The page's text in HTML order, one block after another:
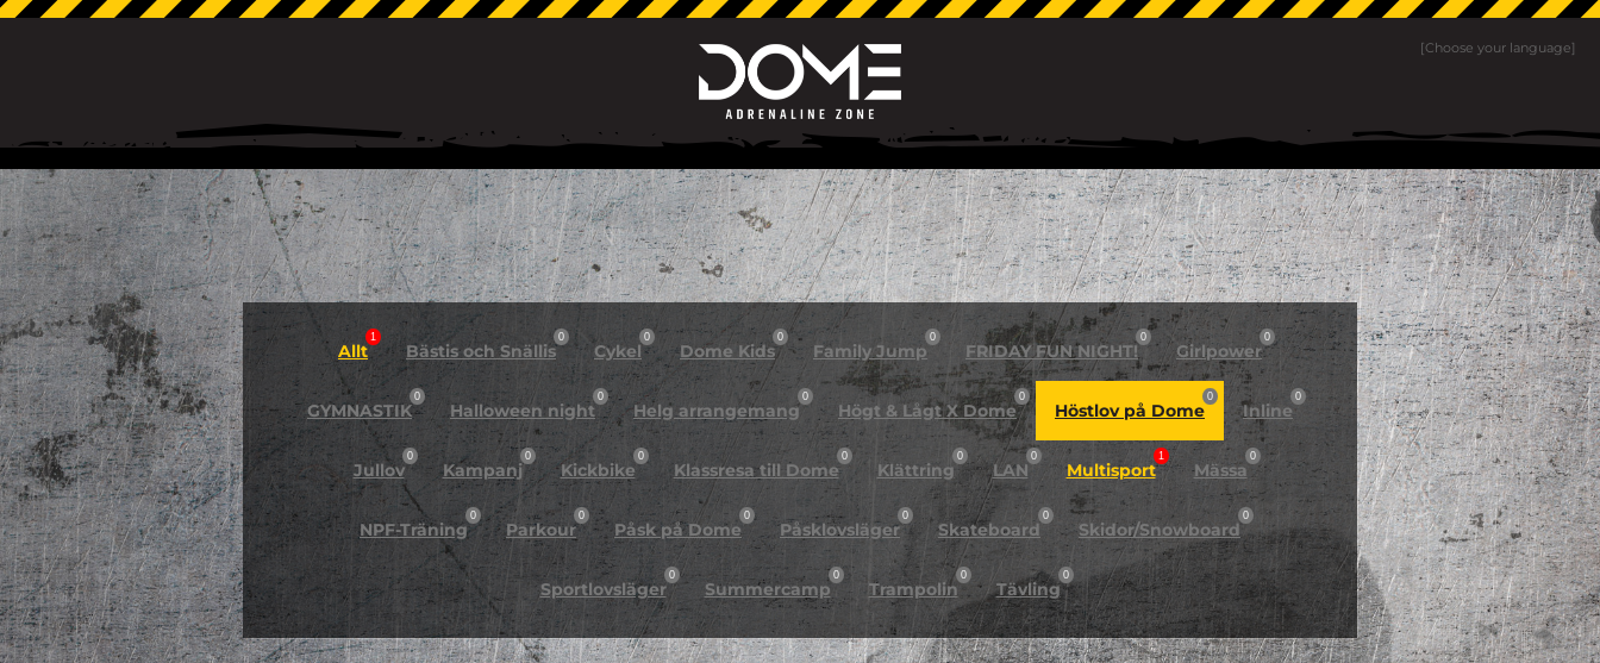
[Choose your language]
Allt
1
Bästis och Snällis
0
Cykel
0
Dome Kids
0
Family Jump
0
FRIDAY FUN NIGHT!
0
Girlpower
0
GYMNASTIK
0
Halloween night
0
Helg arrangemang
0
Högt & Lågt X Dome
0
Höstlov på Dome
0
Inline
0
Jullov
0
Kampanj
0
Kickbike
0
Klassresa till Dome
0
Klättring
0
LAN
0
Multisport
1
Mässa
0
NPF-Träning
0
Parkour
0
Påsk på Dome
0
Påsklovsläger
0
Skateboard
0
Skidor/Snowboard
0
Sportlovsläger
0
Summercamp
0
Trampolin
0
Tävling
0